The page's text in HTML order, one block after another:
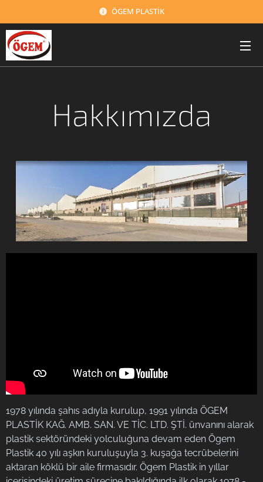
ÖGEM PLASTİK
Hakkımızda
1978 yılında şahıs adıyla kurulup, 1991 yılında ÖGEM
PLASTİK KAĞ. AMB. SAN. VE TİC. LTD. ŞTİ. ünvanını alarak
plastik sektöründeki yolculuğuna devam eden Ögem
Plastik 40 yılı aşkın kuruluşuyla 3. kuşağa tecrübelerini
aktaran köklü bir aile firmasıdır. Ögem Plastik in yıllar